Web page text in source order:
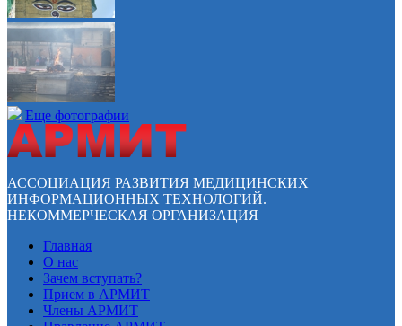
Еще фотографии
АССОЦИАЦИЯ РАЗВИТИЯ МЕДИЦИНСКИХ
ИНФОРМАЦИОННЫХ ТЕХНОЛОГИЙ.
НЕКОММЕРЧЕСКАЯ ОРГАНИЗАЦИЯ
Главная
О нас
Зачем вступать?
Прием в АРМИТ
Члены АРМИТ